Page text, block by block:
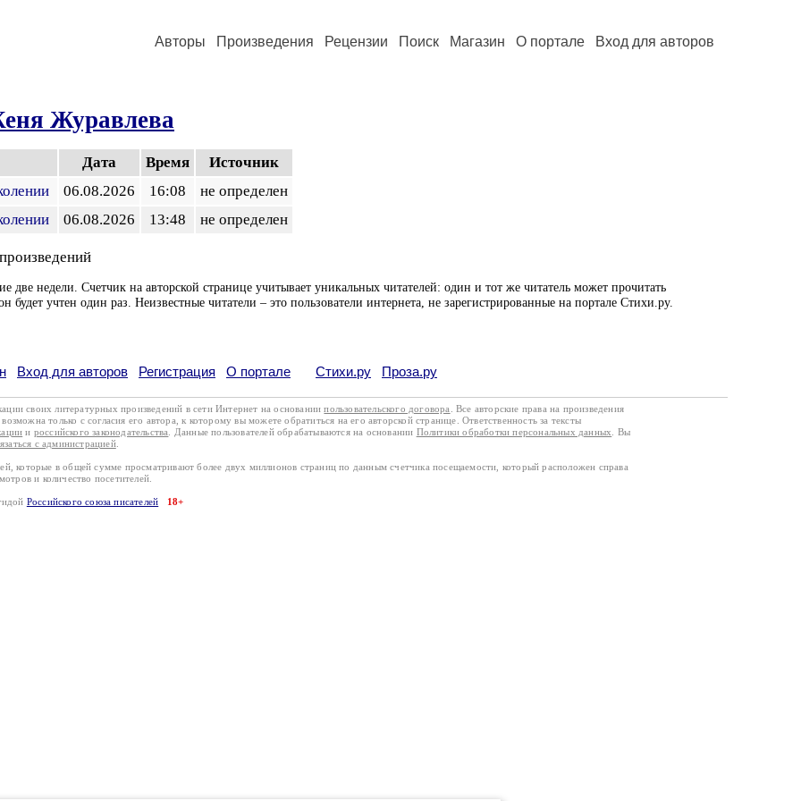
Авторы Произведения Рецензии Поиск Магазин О портале Вход для авторов
Журавлева
Дата Время
Источник
06.08.2026 16:08
не определен
06.08.2026 13:48 не определен
две недели. Счетчик на авторской странице учитывает уникальных читателей: один и тот же читатель может прочитать
будет учтен один раз. Неизвестные читатели – это пользователи интернета, не зарегистрированные на портале Стихи.ру.
Вход для авторов Регистрация О портале Стихи.ру Проза.ру
своих литературных произведений в сети Интернет на основаниипользовательского договора
. Все авторские права на произведения
только с согласия его автора, к которому вы можете обратиться на его авторской странице. Ответственность за тексты
и российского законодательства . Данные пользователей обрабатываются на основании Политики обработки персональных данных
. Вы
с администрацией.
которые в общей сумме просматривают более двух миллионов страниц по данным счетчика посещаемости, который расположен справа
и количество посетителей.
Российского союза писателей 18+